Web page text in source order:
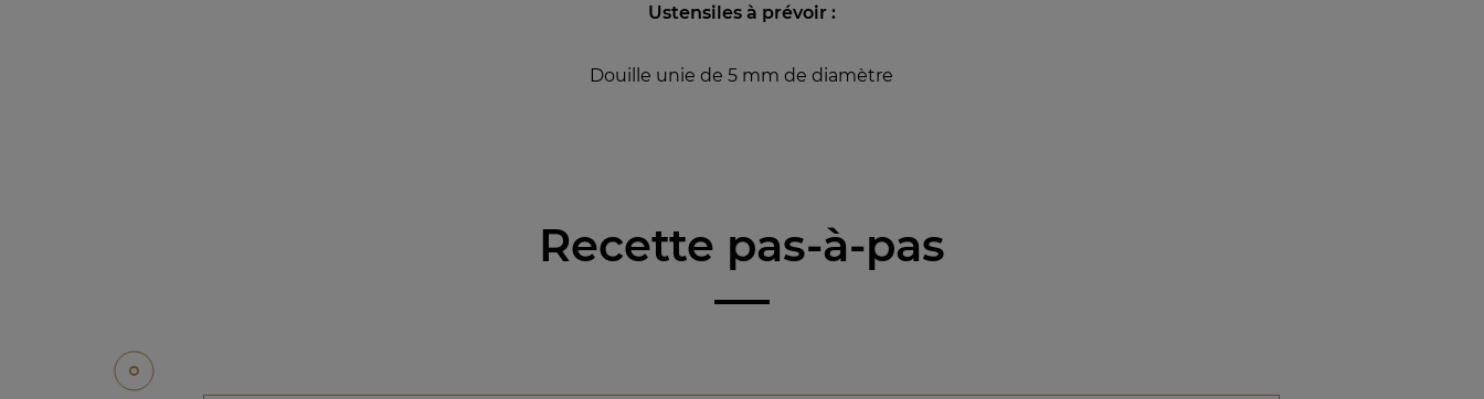
Ustensiles à prévoir :
Douille unie de 5 mm de diamètre
Recette pas-à-pas